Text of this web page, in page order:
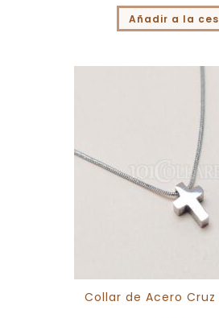
Añadir a la
Collar de Acero